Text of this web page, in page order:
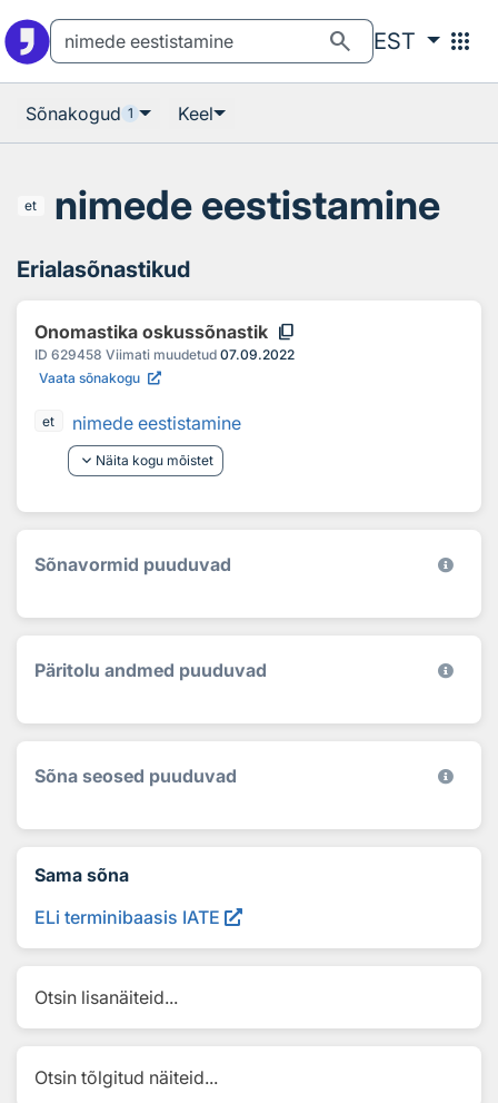
search EST apps
Sõnakogud 1 Keel
et nimede eestistamine
Erialasõnastikud
Onomastika oskussõnastik content_copy
ID 629458 Viimati muudetud 07.09.2022
Vaata sõnakogu
et
nimede eestistamine
keyboard_arrow_down Näita kogu mõistet
Sõnavormid puuduvad
Päritolu andmed puuduvad
Sõna seosed puuduvad
Sama sõna
ELi terminibaasis IATE
Otsin lisanäiteid...
Otsin tõlgitud näiteid...